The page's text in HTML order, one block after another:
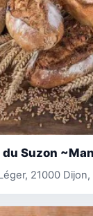
Suzon
21000 Dijon,